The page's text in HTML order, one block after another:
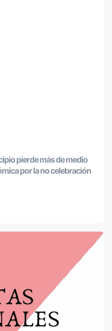
pierde más de medio
por la no celebración